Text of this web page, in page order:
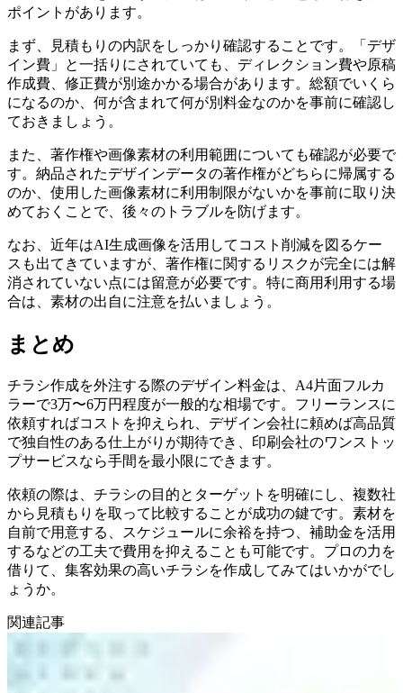
ポイントがあります。
まず、見積もりの内訳をしっかり確認することです。「デザ
イン費」と一括りにされていても、ディレクション費や原稿
作成費、修正費が別途かかる場合があります。総額でいくら
になるのか、何が含まれて何が別料金なのかを事前に確認し
ておきましょう。
また、著作権や画像素材の利用範囲についても確認が必要で
す。納品されたデザインデータの著作権がどちらに帰属する
のか、使用した画像素材に利用制限がないかを事前に取り決
めておくことで、後々のトラブルを防げます。
なお、近年はAI生成画像を活用してコスト削減を図るケー
スも出てきていますが、著作権に関するリスクが完全には解
消されていない点には留意が必要です。特に商用利用する場
合は、素材の出自に注意を払いましょう。
まとめ
チラシ作成を外注する際のデザイン料金は、A4片面フルカ
ラーで3万〜6万円程度が一般的な相場です。フリーランスに
依頼すればコストを抑えられ、デザイン会社に頼めば高品質
で独自性のある仕上がりが期待でき、印刷会社のワンストッ
プサービスなら手間を最小限にできます。
依頼の際は、チラシの目的とターゲットを明確にし、複数社
から見積もりを取って比較することが成功の鍵です。素材を
自前で用意する、スケジュールに余裕を持つ、補助金を活用
するなどの工夫で費用を抑えることも可能です。プロの力を
借りて、集客効果の高いチラシを作成してみてはいかがでし
ょうか。
関連記事